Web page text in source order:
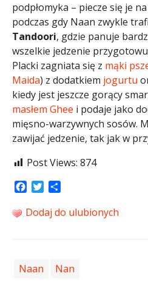
podpłomyka – piecze się je
podczas gdy Naan zwykle
Tandoori, gdzie panuje
wszelkie jedzenie
Placki zagniata się z mąki
Maida) z dodatkiem jogurtu
kiedy jest jeszcze gorący
masłem Ghee i podaje jako
mięsno-warzywnych sosów.
zawijać jedzenie, tak jak w
Post Views: 874
Facebook
Twitter
Dodaj do ulubionych
Naan Nan